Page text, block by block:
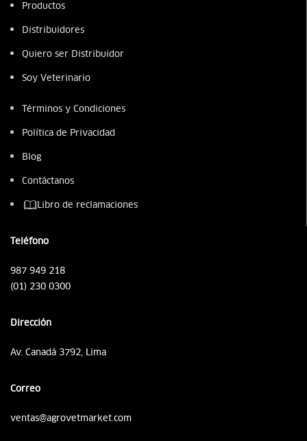
Productos
Distribuidores
Quiero ser Distribuidor
Soy Veterinario
Términos y Condiciones
Política de Privacidad
Blog
Contáctanos
Libro de reclamaciones
Teléfono
987 949 218
(01) 230 0300
Dirección
Av. Canadá 3792, Lima
Correo
ventas@agrovetmarket.com